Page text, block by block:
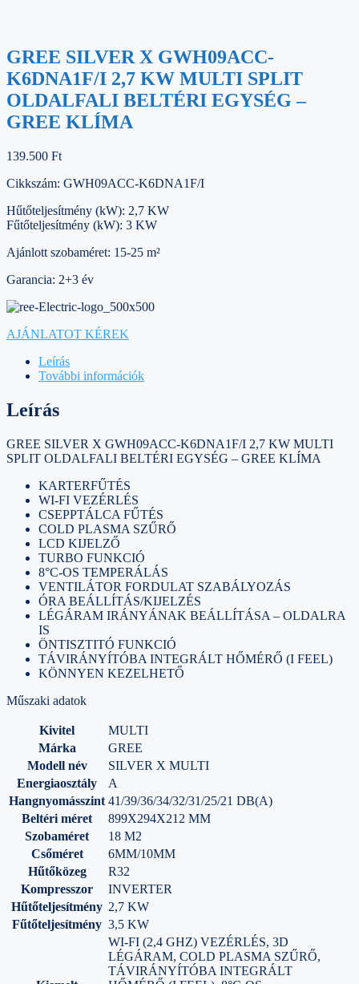
GREE SILVER X GWH09ACC-
K6DNA1F/I 2,7 KW MULTI SPLIT
OLDALFALI BELTÉRI EGYSÉG –
GREE KLÍMA
139.500 Ft
Cikkszám: GWH09ACC-K6DNA1F/I
Hűtőteljesítmény (kW): 2,7 KW
Fűtőteljesítmény (kW): 3 KW
Ajánlott szobaméret: 15-25 m²
Garancia: 2+3 év
AJÁNLATOT KÉREK
Leírás
További információk
Leírás
GREE SILVER X GWH09ACC-K6DNA1F/I 2,7 KW MULTI
SPLIT OLDALFALI BELTÉRI EGYSÉG – GREE KLÍMA
KARTERFŰTÉS
WI-FI VEZÉRLÉS
CSEPPTÁLCA FŰTÉS
COLD PLASMA SZŰRŐ
LCD KIJELZŐ
TURBO FUNKCIÓ
8°C-OS TEMPERÁLÁS
VENTILÁTOR FORDULAT SZABÁLYOZÁS
ÓRA BEÁLLÍTÁS/KIJELZÉS
LÉGÁRAM IRÁNYÁNAK BEÁLLÍTÁSA – OLDALRA
IS
ÖNTISZTITÓ FUNKCIÓ
TÁVIRÁNYÍTÓBA INTEGRÁLT HŐMÉRŐ (I FEEL)
KÖNNYEN KEZELHETŐ
Műszaki adatok
Kivitel
MULTI
Márka
GREE
Modell név
SILVER X MULTI
Energiaosztály
A
Hangnyomásszint 41/39/36/34/32/31/25/21 DB(A)
Beltéri méret
899X294X212 MM
Szobaméret
18 M2
Csőméret
6MM/10MM
Hűtőközeg
R32
Kompresszor
INVERTER
Hűtőteljesítmény 2,7 KW
Fűtőteljesítmény 3,5 KW
WI-FI (2,4 GHZ) VEZÉRLÉS, 3D
LÉGÁRAM, COLD PLASMA SZŰRŐ,
TÁVIRÁNYÍTÓBA INTEGRÁLT